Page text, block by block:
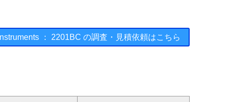
： 2201BC の調査・見積依頼はこちら